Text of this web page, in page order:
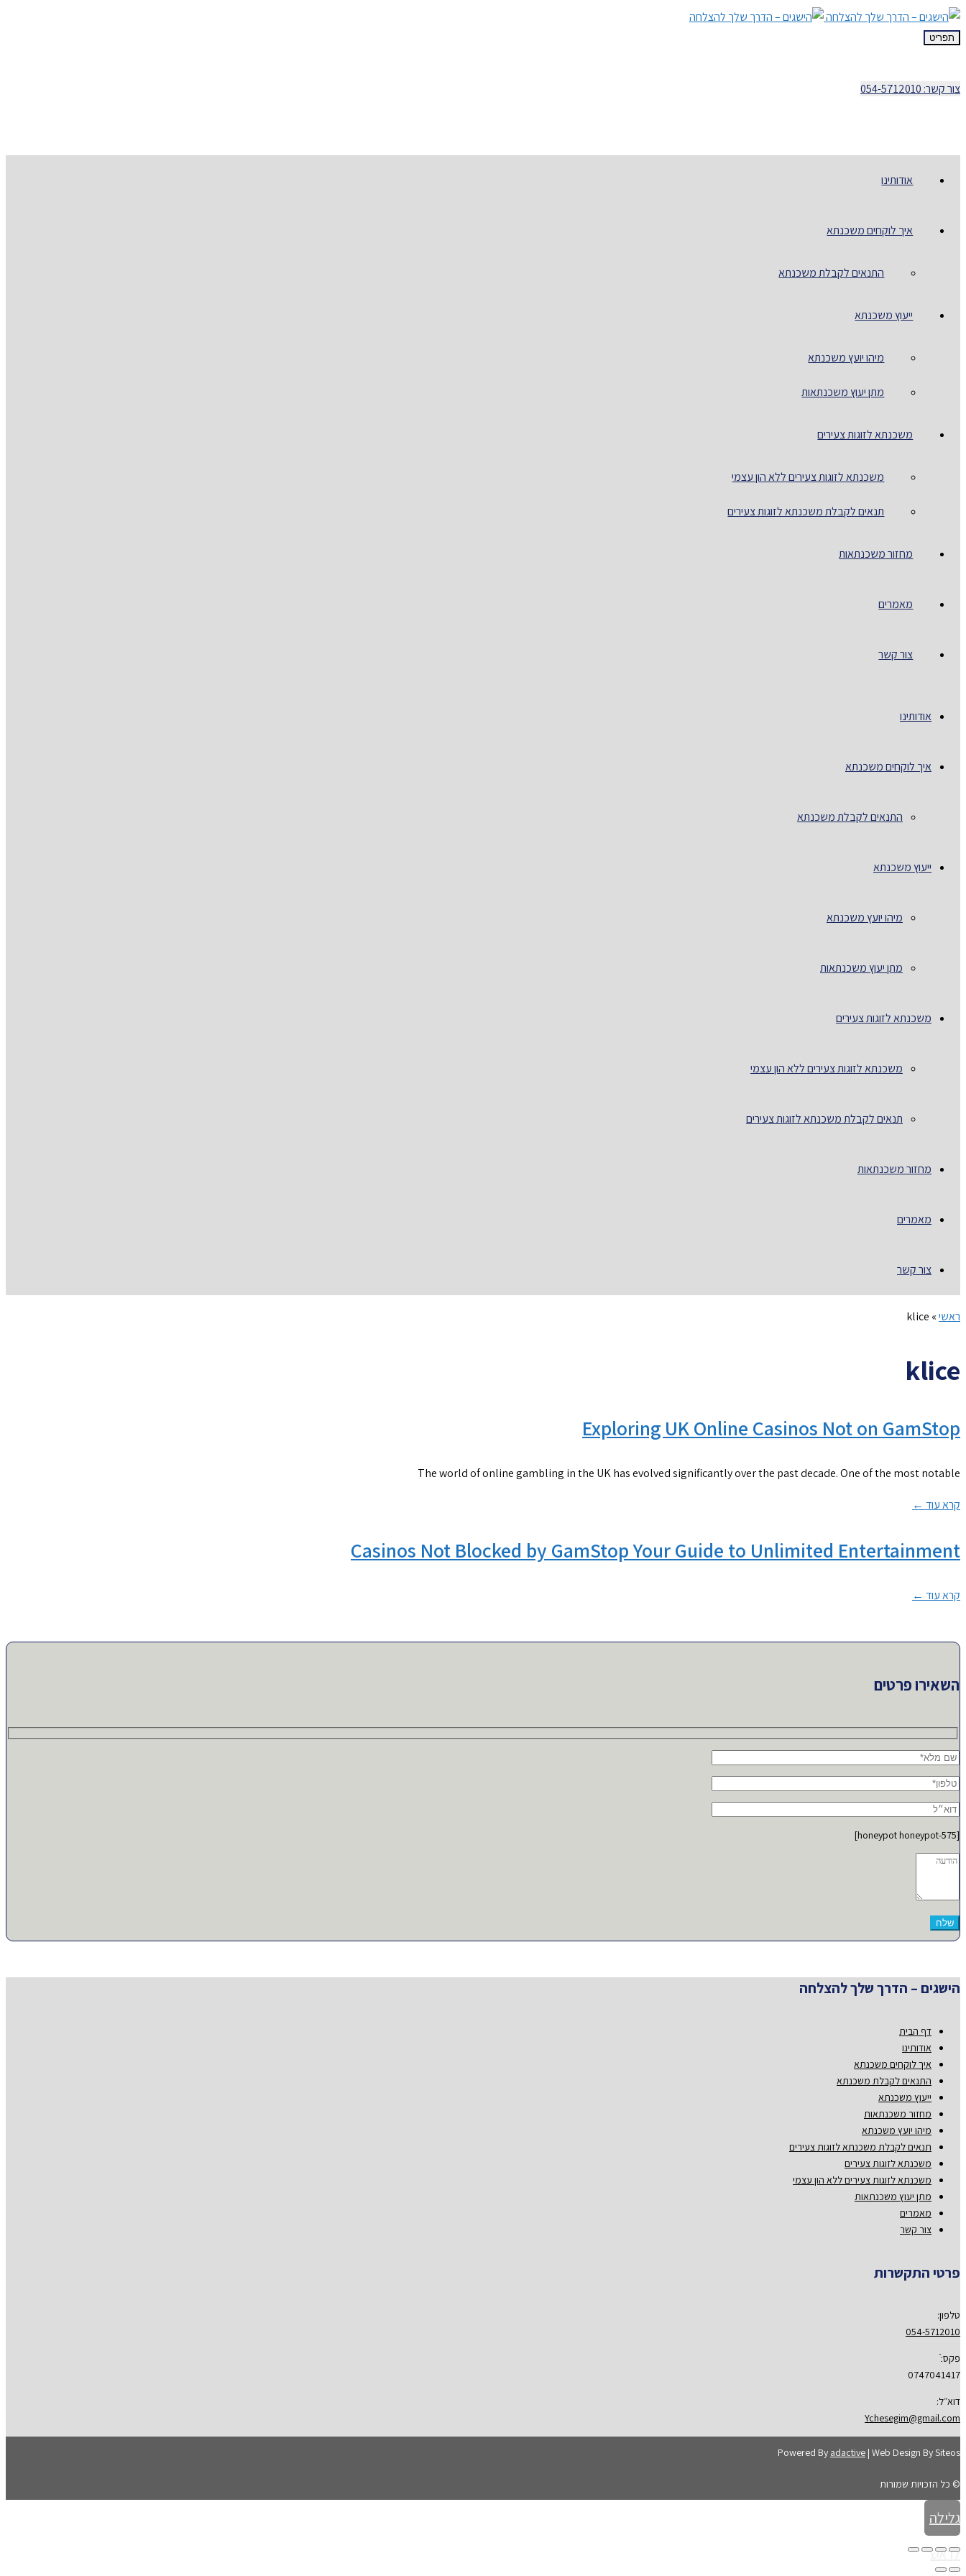
תפריט
צור קשר: 054-5712010
אודותינו
איך לוקחים משכנתא
התנאים לקבלת משכנתא
ייעוץ משכנתא
מיהו יועץ משכנתא
מתן יעוץ משכנתאות
משכנתא לזוגות צעירים
משכנתא לזוגות צעירים ללא הון עצמי
תנאים לקבלת משכנתא לזוגות צעירים
מחזור משכנתאות
מאמרים
צור קשר
אודותינו
איך לוקחים משכנתא
התנאים לקבלת משכנתא
ייעוץ משכנתא
מיהו יועץ משכנתא
מתן יעוץ משכנתאות
משכנתא לזוגות צעירים
משכנתא לזוגות צעירים ללא הון עצמי
תנאים לקבלת משכנתא לזוגות צעירים
מחזור משכנתאות
מאמרים
צור קשר
ראשי»
klice
klice
Exploring UK Online Casinos Not on GamStop
The world of online gambling in the UK has evolved significantly over the past decade. One of the most notable
קרא עוד ←
Casinos Not Blocked by GamStop Your Guide to Unlimited Entertainment
קרא עוד ←
השאירו פרטים
[honeypot honeypot-575]
הישגים – הדרך שלך להצלחה
דף הבית
אודותינו
איך לוקחים משכנתא
התנאים לקבלת משכנתא
ייעוץ משכנתא
מחזור משכנתאות
מיהו יועץ משכנתא
תנאים לקבלת משכנתא לזוגות צעירים
משכנתא לזוגות צעירים
משכנתא לזוגות צעירים ללא הון עצמי
מתן יעוץ משכנתאות
מאמרים
צור קשר
פרטי התקשרות
טלפון:
054-5712010
פקס:ֿ
0747041417
דוא״ל:
Ychesegim@gmail.com
Powered By adactive | Web Design By Siteos
© כל הזכויות שמורות
גלילה
לראש